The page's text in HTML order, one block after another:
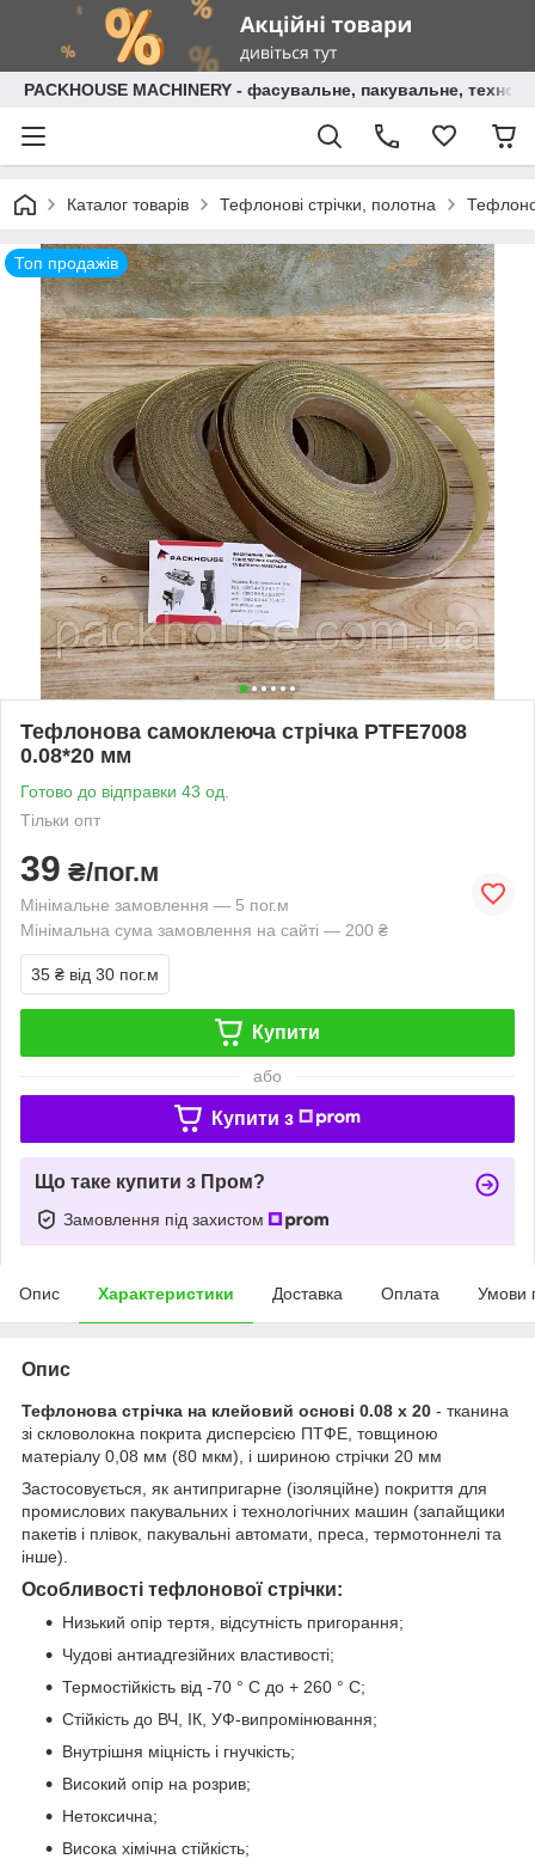
PACKHOUSE MACHINERY - фасувальне, пакувальне,
Каталог товарів Тефлонові стрічки, полотна
Топ продажів
Тефлонова самоклеюча стрічка PTFE7008
0.08*20 мм
Готово до відправки 43 од.
Тільки опт
39 ₴/пог.м
Мінімальне замовлення — 5 пог.м
Мінімальна сума замовлення на сайті — 200 ₴
35 ₴ від 30 пог.м
Купити
або
Купити з
Що таке купити з Пром?
Замовлення під захистом
Опис Характеристики Доставка Оплата Умови
Опис
Тефлонова стрічка на клейовий основі 0.08 х 20 - тканина
зі скловолокна покрита дисперсією ПТФЕ, товщиною
матеріалу 0,08 мм (80 мкм), і шириною стрічки 20 мм
Застосовується, як антипригарне (ізоляційне) покриття для
промислових пакувальних і технологічних машин (запайщики
пакетів і плівок, пакувальні автомати, преса, термотоннелі та
інше).
Особливості тефлонової стрічки:
Низький опір тертя, відсутність пригорання;
Чудові антиадгезійних властивості;
Термостійкість від -70 ° C до + 260 ° C;
Стійкість до ВЧ, ІК, УФ-випромінювання;
Внутрішня міцність і гнучкість;
Високий опір на розрив;
Нетоксична;
Висока хімічна стійкість;